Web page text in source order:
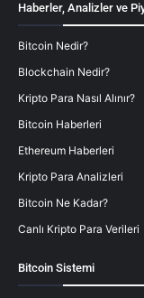
Haberler, Analizler ve
Bitcoin Nedir?
Blockchain Nedir?
Kripto Para Nasıl Alınır?
Bitcoin Haberleri
Ethereum Haberleri
Kripto Para Analizleri
Bitcoin Ne Kadar?
Canlı Kripto Para Verileri
Bitcoin Sistemi